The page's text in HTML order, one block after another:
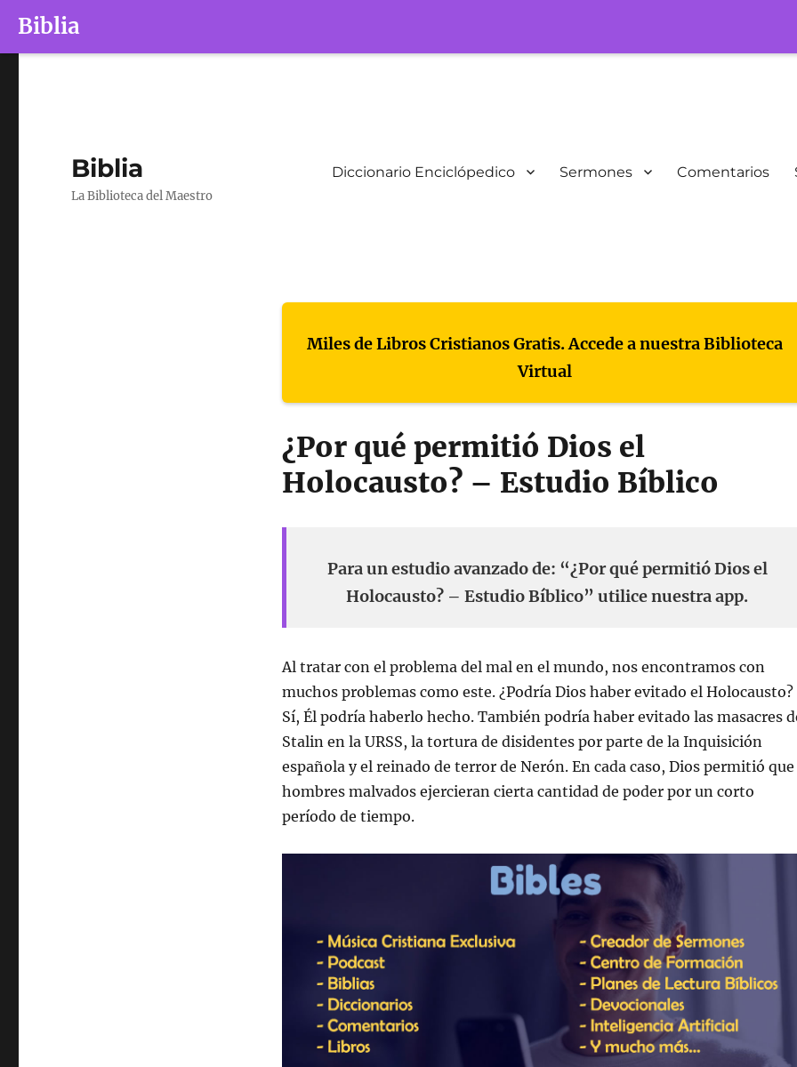
Biblia
Biblia
La Biblioteca del Maestro
Diccionario Enciclópedico Sermones Comentarios
Miles de Libros Cristianos Gratis. Accede a nuestra Biblioteca
Virtual
¿Por qué permitió Dios el
Holocausto? – Estudio Bíblico
Para un estudio avanzado de: “¿Por qué permitió Dios el
Holocausto? – Estudio Bíblico” utilice nuestra app.
Al tratar con el problema del mal en el mundo, nos encontramos con
muchos problemas como este. ¿Podría Dios haber evitado el Holocausto?
Sí, Él podría haberlo hecho. También podría haber evitado las masacres
Stalin en la URSS, la tortura de disidentes por parte de la Inquisición
española y el reinado de terror de Nerón. En cada caso, Dios permitió que
hombres malvados ejercieran cierta cantidad de poder por un corto
período de tiempo.